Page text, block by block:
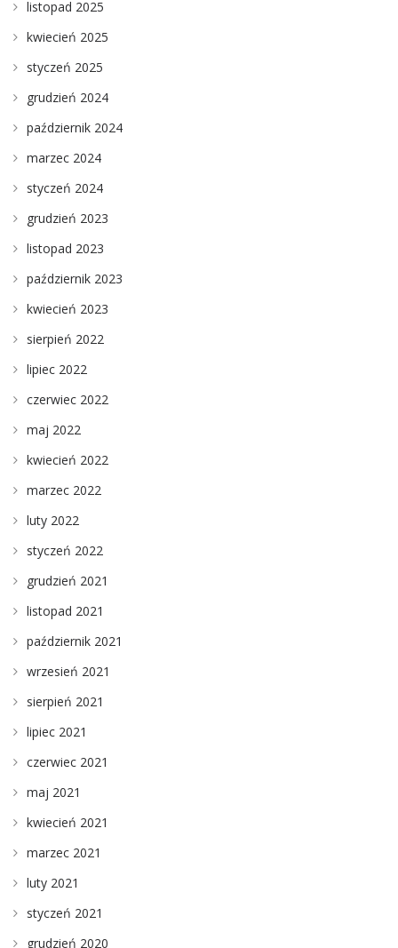
listopad 2025
kwiecień 2025
styczeń 2025
grudzień 2024
październik 2024
marzec 2024
styczeń 2024
grudzień 2023
listopad 2023
październik 2023
kwiecień 2023
sierpień 2022
lipiec 2022
czerwiec 2022
maj 2022
kwiecień 2022
marzec 2022
luty 2022
styczeń 2022
grudzień 2021
listopad 2021
październik 2021
wrzesień 2021
sierpień 2021
lipiec 2021
czerwiec 2021
maj 2021
kwiecień 2021
marzec 2021
luty 2021
styczeń 2021
grudzień 2020